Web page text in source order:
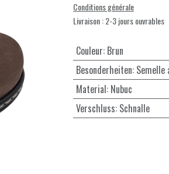
Conditions générale
Livraison : 2-3 jours ouvrables
Couleur: Brun
Besonderheiten: Semelle
Material: Nubuc
Verschluss: Schnalle